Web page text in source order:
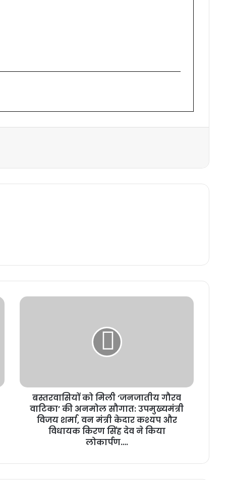
बस्तरवासियों को मिली ‘जनजातीय गौरव
वाटिका’ की अनमोल सौगात: उपमुख्यमंत्री
विजय शर्मा, वन मंत्री केदार कश्यप और
विधायक किरण सिंह देव ने किया
लोकार्पण….